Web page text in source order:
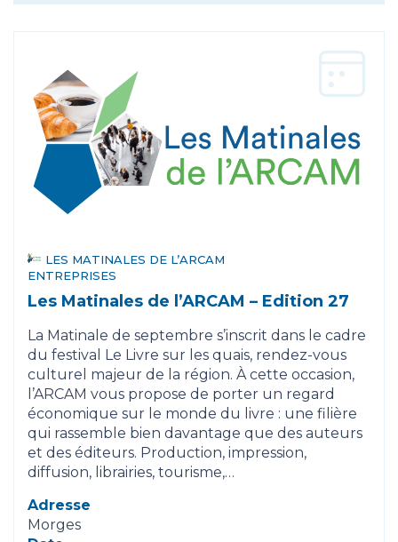
LES MATINALES DE L’ARCAM
ENTREPRISES
Les Matinales de l’ARCAM – Edition 27
La Matinale de septembre s’inscrit dans le cadre
du festival Le Livre sur les quais, rendez-vous
culturel majeur de la région. À cette occasion,
l’ARCAM vous propose de porter un regard
économique sur le monde du livre : une filière
qui rassemble bien davantage que des auteurs
et des éditeurs. Production, impression,
diffusion, librairies, tourisme,…
Adresse
Morges